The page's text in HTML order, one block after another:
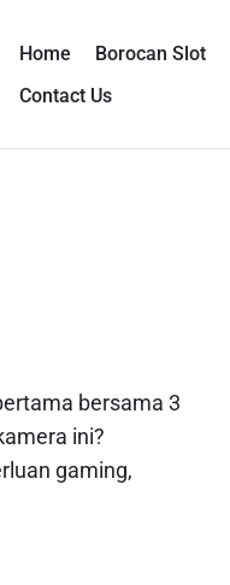
Home Borocan Slot
Contact Us
bersama 3
ini?
gaming,